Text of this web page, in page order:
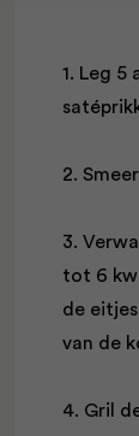
1. Leg 5
2.
3.
tot 6
de
van de
4. Gril